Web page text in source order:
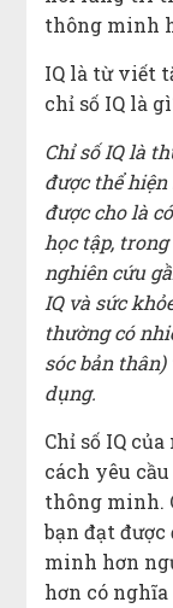
thông minh
IQ là từ viết
chỉ số IQ là
Chỉ số IQ là
được thể hiện
được cho là
học tập,
nghiên cứu
IQ và sức
thường có
sóc bản
dụng.
Chỉ số IQ
cách yêu
thông minh.
bạn đạt được
minh hơn
hơn có